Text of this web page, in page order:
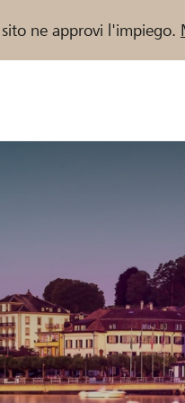
ne approvi l'impiego.